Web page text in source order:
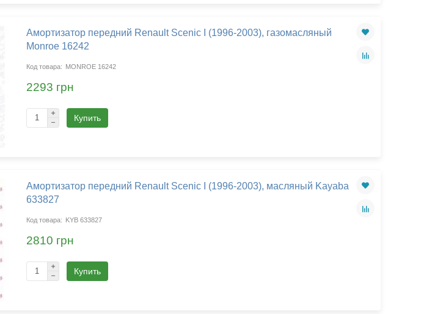
Амортизатор передний Renault Scenic I (1996-2003), газомасляный
Monroe 16242
MONROE 16242
2293 грн
Купить
Амортизатор передний Renault Scenic I (1996-2003), масляный Kayaba
633827
KYB 633827
2810 грн
Купить